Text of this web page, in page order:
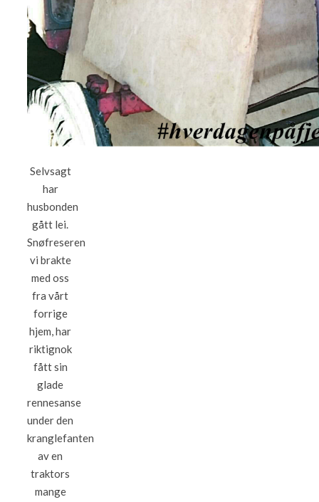
Selvsagt
har
husbonden
gått lei.
Snøfreseren
vi brakte
med oss
fra vårt
forrige
hjem, har
riktignok
fått sin
glade
rennesanse
under den
kranglefanten
av en
traktors
mange